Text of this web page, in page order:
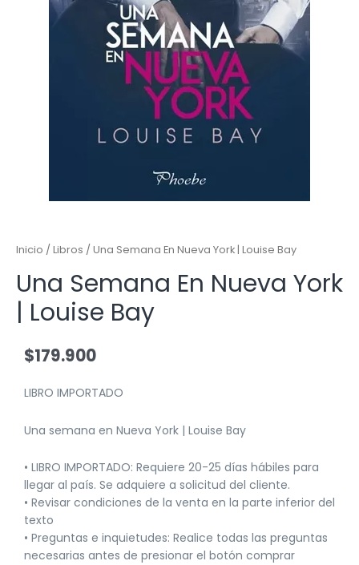
Inicio / Libros / Una Semana En Nueva York | Louise Bay
Una Semana En Nueva York
| Louise Bay
$179.900
LIBRO IMPORTADO
Una semana en Nueva York | Louise Bay
• LIBRO IMPORTADO: Requiere 20-25 días hábiles para
llegar al país. Se adquiere a solicitud del cliente.
• Revisar condiciones de la venta en la parte inferior del
texto
• Preguntas e inquietudes: Realice todas las preguntas
necesarias antes de presionar el botón comprar